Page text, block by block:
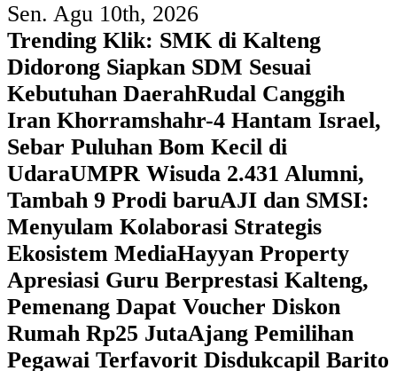
Sen. Agu 10th, 2026
Trending Klik: SMK di Kalteng
Didorong Siapkan SDM Sesuai
Kebutuhan DaerahRudal Canggih
Iran Khorramshahr-4 Hantam Israel,
Sebar Puluhan Bom Kecil di
UdaraUMPR Wisuda 2.431 Alumni,
Tambah 9 Prodi baruAJI dan SMSI:
Menyulam Kolaborasi Strategis
Ekosistem MediaHayyan Property
Apresiasi Guru Berprestasi Kalteng,
Pemenang Dapat Voucher Diskon
Rumah Rp25 JutaAjang Pemilihan
Pegawai Terfavorit Disdukcapil Barito